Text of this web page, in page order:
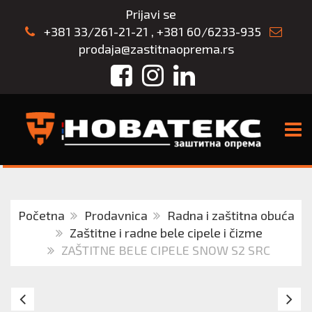
Prijavi se
+381 33/261-21-21 , +381 60/6233-935
prodaja@zastitnaoprema.rs
FacebookInstagram
LinkedIn
Početna Prodavnica
Radna i zaštitna obuća
Zaštitne i radne bele cipele i čizme
ZAŠTITNE BELE CIPELE SNOW S2 SRC
Bele